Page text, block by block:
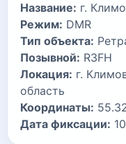
Название: г.
Режим: DMR
Тип объекта:
Позывной: R3FH
Локация: г.
область
Координаты:
Дата фиксации: